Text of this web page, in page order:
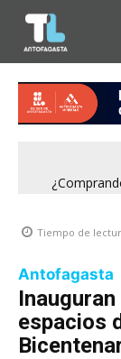
Tiempo de
Antofagasta
espacios